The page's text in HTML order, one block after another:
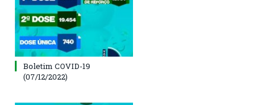
Boletim COVID-19
(07/12/2022)